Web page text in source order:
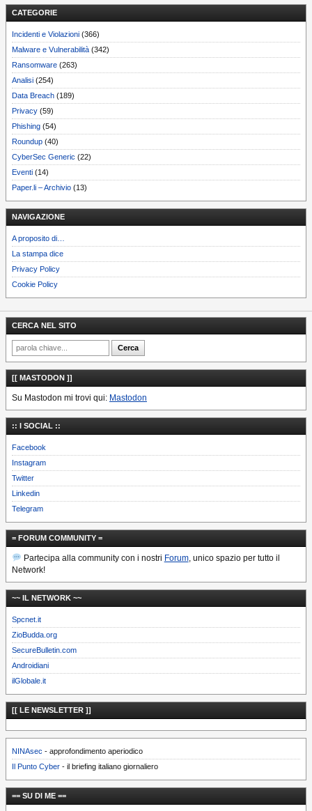
CATEGORIE
Incidenti e Violazioni (366)
Malware e Vulnerabilità (342)
Ransomware (263)
Analisi (254)
Data Breach (189)
Privacy (59)
Phishing (54)
Roundup (40)
CyberSec Generic (22)
Eventi (14)
Paper.li – Archivio (13)
NAVIGAZIONE
A proposito di…
La stampa dice
Privacy Policy
Cookie Policy
CERCA NEL SITO
[[ MASTODON ]]
Su Mastodon mi trovi qui: Mastodon
:: I SOCIAL ::
Facebook
Instagram
Twitter
Linkedin
Telegram
= FORUM COMMUNITY =
Partecipa alla community con i nostri Forum, unico spazio per tutto il
Network!
~~ IL NETWORK ~~
Spcnet.it
ZioBudda.org
SecureBulletin.com
Androidiani
ilGlobale.it
[[ LE NEWSLETTER ]]
NINAsec - approfondimento aperiodico
Il Punto Cyber - il briefing italiano giornaliero
== SU DI ME ==